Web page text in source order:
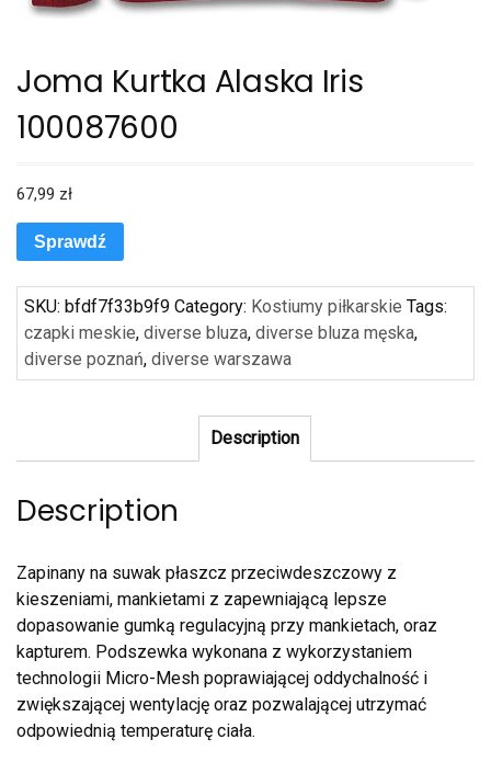
Joma Kurtka Alaska Iris
100087600
67,99 zł
Sprawdź
SKU: bfdf7f33b9f9 Category: Kostiumy piłkarskie Tags:
czapki meskie, diverse bluza, diverse bluza męska,
diverse poznań, diverse warszawa
Description
Description
Zapinany na suwak płaszcz przeciwdeszczowy z
kieszeniami, mankietami z zapewniającą lepsze
dopasowanie gumką regulacyjną przy mankietach, oraz
kapturem. Podszewka wykonana z wykorzystaniem
technologii Micro-Mesh poprawiającej oddychalność i
zwiększającej wentylację oraz pozwalającej utrzymać
odpowiednią temperaturę ciała.